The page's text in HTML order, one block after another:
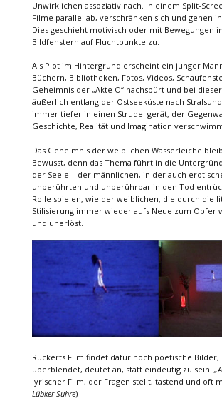
Unwirklichen assoziativ nach. In einem Split-
Filme parallel ab, verschränken sich und gehen
Dies geschieht motivisch oder mit Bewegungen
Bildfenstern auf Fluchtpunkte zu.
Als Plot im Hintergrund erscheint ein junger
Büchern, Bibliotheken, Fotos, Videos,
Geheimnis der „Akte O“ nachspürt und bei
äußerlich entlang der Ostseeküste nach
immer tiefer in einen Strudel gerät, der
Geschichte, Realität und Imagination
Das Geheimnis der weiblichen Wasserleiche
Bewusst, denn das Thema führt in die
der Seele – der männlichen, in der auch
unberührten und unberührbar in den Tod
Rolle spielen, wie der weiblichen, die durch die
Stilisierung immer wieder aufs Neue zum Opfer
und unerlöst.
Rückerts Film findet dafür hoch poetische Bilder,
überblendet, deutet an, statt eindeutig zu sein.
lyrischer Film, der Fragen stellt, tastend und oft
Lübker-Suhre)